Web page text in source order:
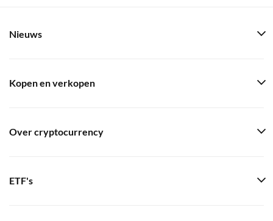
Nieuws
Kopen en verkopen
Over cryptocurrency
ETF's